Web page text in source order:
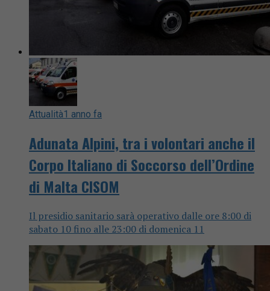
Attualità1 anno fa
Adunata Alpini, tra i volontari anche il
Corpo Italiano di Soccorso dell’Ordine
di Malta CISOM
Il presidio sanitario sarà operativo dalle ore 8:00 di
sabato 10 fino alle 23:00 di domenica 11